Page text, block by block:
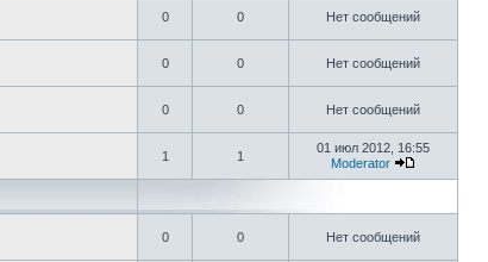
0 0 Нет сообщений
0 0 Нет сообщений
0 0 Нет сообщений
1 1
01 июл 2012, 16:55
Moderator
0 0 Нет сообщений